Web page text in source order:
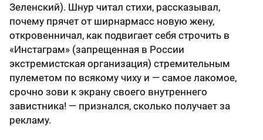
Зеленский). Шнур читал стихи, рассказывал,
почему прячет от ширнармасс новую жену,
откровенничал, как подвигает себя строчить в
«Инстаграм» (запрещенная в России
экстремистская организация) стремительным
пулеметом по всякому чиху и — самое лакомое,
срочно зови к экрану своего внутреннего
завистника! — признался, сколько получает за
рекламу.